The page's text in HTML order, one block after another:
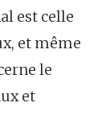
est celle
et même
le
et